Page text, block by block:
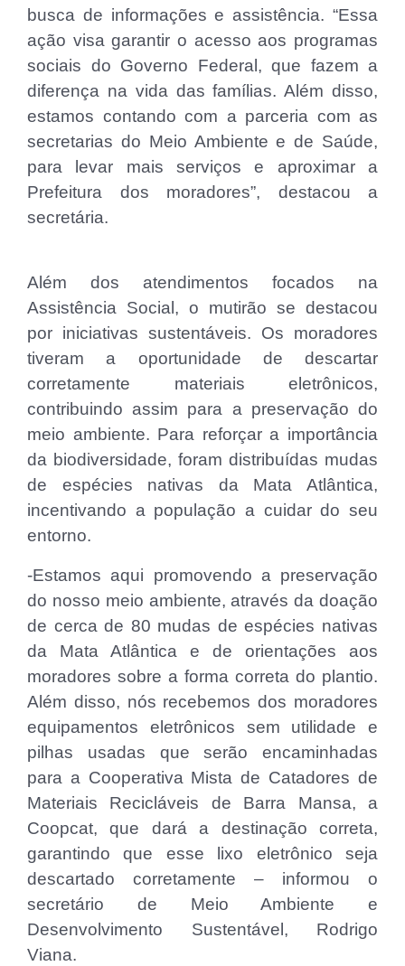
busca de informações e assistência. “Essa
ação visa garantir o acesso aos programas
sociais do Governo Federal, que fazem a
diferença na vida das famílias. Além disso,
estamos contando com a parceria com as
secretarias do Meio Ambiente e de Saúde,
para levar mais serviços e aproximar a
Prefeitura dos moradores”, destacou a
secretária.
Além dos atendimentos focados na
Assistência Social, o mutirão se destacou
por iniciativas sustentáveis. Os moradores
tiveram a oportunidade de descartar
corretamente materiais eletrônicos,
contribuindo assim para a preservação do
meio ambiente. Para reforçar a importância
da biodiversidade, foram distribuídas mudas
de espécies nativas da Mata Atlântica,
incentivando a população a cuidar do seu
entorno.
-Estamos aqui promovendo a preservação
do nosso meio ambiente, através da doação
de cerca de 80 mudas de espécies nativas
da Mata Atlântica e de orientações aos
moradores sobre a forma correta do plantio.
Além disso, nós recebemos dos moradores
equipamentos eletrônicos sem utilidade e
pilhas usadas que serão encaminhadas
para a Cooperativa Mista de Catadores de
Materiais Recicláveis de Barra Mansa, a
Coopcat, que dará a destinação correta,
garantindo que esse lixo eletrônico seja
descartado corretamente – informou o
secretário de Meio Ambiente e
Desenvolvimento Sustentável, Rodrigo
Viana.